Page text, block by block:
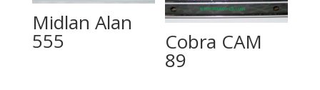
Midlan Alan
555 Cobra CAM
89